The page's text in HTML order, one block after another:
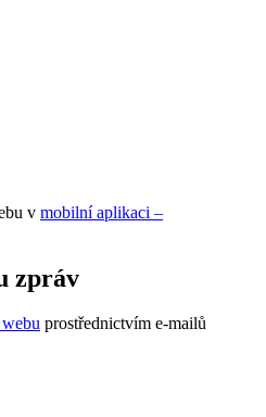
v mobilní aplikaci –
zpráv
prostřednictvím e-mailů